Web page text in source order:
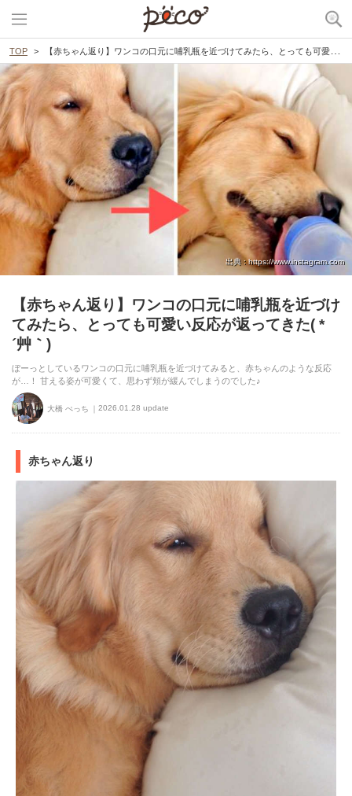
TOP 【赤ちゃん返り】ワンコの口元に哺乳瓶を近づけてみたら、とっても可愛い反応が返ってきた( *´艸｀)
出典 : https://www.instagram.com
【赤ちゃん返り】ワンコの口元に哺乳瓶を近づけ
てみたら、とっても可愛い反応が返ってきた( *
´艸｀)
ぼーっとしているワンコの口元に哺乳瓶を近づけてみると、赤ちゃんのような反応
が…！ 甘える姿が可愛くて、思わず頬が緩んでしまうのでした♪
大橋 ぺっち 2026.01.28 update
赤ちゃん返り